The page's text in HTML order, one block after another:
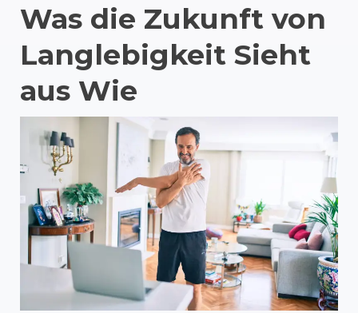
Was die Zukunft von
Langlebigkeit Sieht
aus Wie